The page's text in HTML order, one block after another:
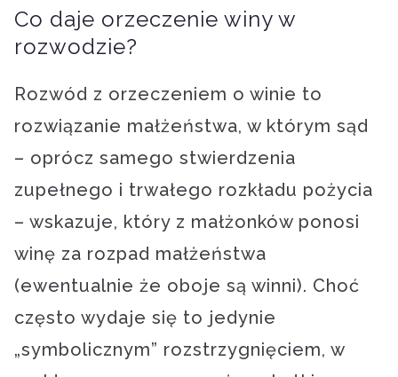
Co daje orzeczenie winy w
rozwodzie?
Rozwód z orzeczeniem o winie to
rozwiązanie małżeństwa, w którym sąd
– oprócz samego stwierdzenia
zupełnego i trwałego rozkładu pożycia
– wskazuje, który z małżonków ponosi
winę za rozpad małżeństwa
(ewentualnie że oboje są winni). Choć
często wydaje się to jedynie
„symbolicznym” rozstrzygnięciem, w